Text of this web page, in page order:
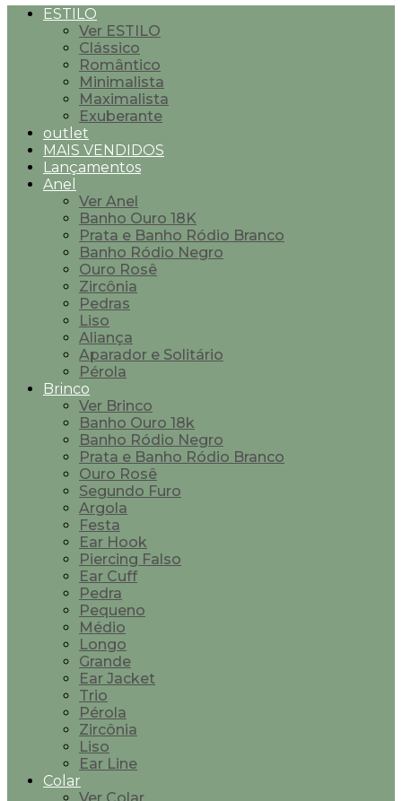
ESTILO
Ver ESTILO
Clássico
Romântico
Minimalista
Maximalista
Exuberante
outlet
MAIS VENDIDOS
Lançamentos
Anel
Ver Anel
Banho Ouro 18K
Prata e Banho Ródio Branco
Banho Ródio Negro
Ouro Rosê
Zircônia
Pedras
Liso
Aliança
Aparador e Solitário
Pérola
Brinco
Ver Brinco
Banho Ouro 18k
Banho Ródio Negro
Prata e Banho Ródio Branco
Ouro Rosê
Segundo Furo
Argola
Festa
Ear Hook
Piercing Falso
Ear Cuff
Pedra
Pequeno
Médio
Longo
Grande
Ear Jacket
Trio
Pérola
Zircônia
Liso
Ear Line
Colar